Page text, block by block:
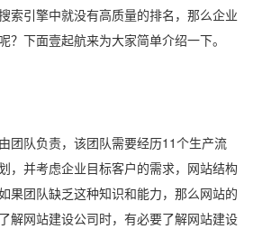
索引擎中就没有高质量的排名，那么企业
？下面壹起航来为大家简单介绍一下。
团队负责，该团队需要经历11个生产流
，并考虑企业目标客户的需求，网站结构
果团队缺乏这种知识和能力，那么网站的
解网站建设公司时，有必要了解网站建设